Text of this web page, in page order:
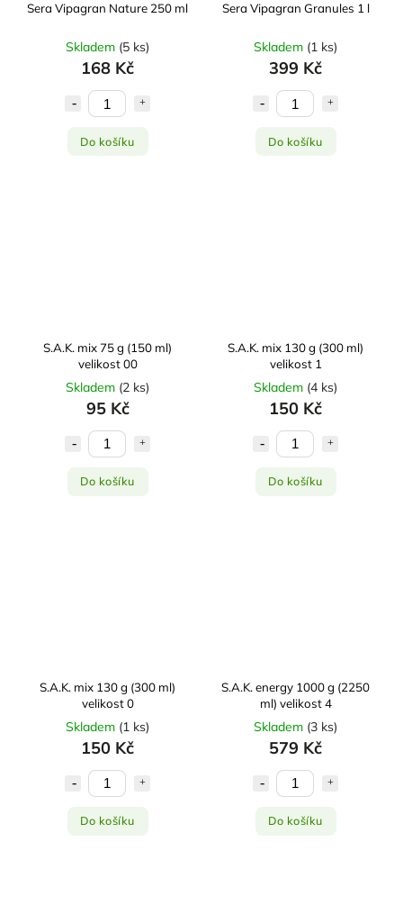
Sera Vipagran Nature 250 ml
Skladem (5 ks)
168 Kč
Do košíku
Sera Vipagran Granules 1 l
Skladem (1 ks)
399 Kč
Do košíku
S.A.K. mix 75 g (150 ml)
velikost 00
Skladem (2 ks)
95 Kč
Do košíku
S.A.K. mix 130 g (300 ml)
velikost 1
Skladem (4 ks)
150 Kč
Do košíku
S.A.K. mix 130 g (300 ml)
velikost 0
Skladem (1 ks)
150 Kč
Do košíku
S.A.K. energy 1000 g (2250
ml) velikost 4
Skladem (3 ks)
579 Kč
Do košíku